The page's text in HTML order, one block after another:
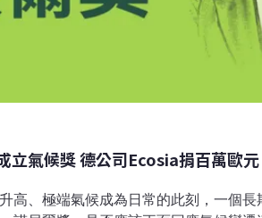
立氣候獎 德公司Ecosia捐百萬歐元
高、極端氣候成為日常的此刻，一個長